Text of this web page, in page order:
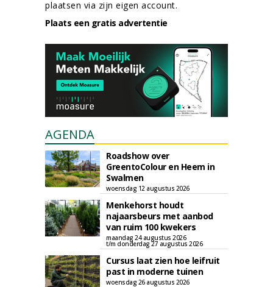
plaatsen via zijn eigen account.
Plaats een gratis advertentie
AGENDA
Roadshow over
GreentoColour en Heem in
Swalmen
woensdag 12 augustus 2026
Menkehorst houdt
najaarsbeurs met aanbod
van ruim 100 kwekers
maandag 24 augustus 2026
t/m donderdag 27 augustus 2026
Cursus laat zien hoe leifruit
past in moderne tuinen
woensdag 26 augustus 2026